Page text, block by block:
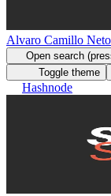
Alvaro Camillo Neto
Open search
Toggle theme
Hashnode